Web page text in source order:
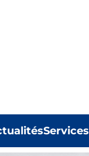
Services